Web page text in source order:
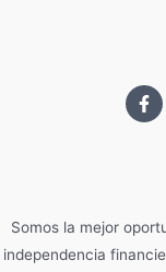
Somos la mejor
independencia